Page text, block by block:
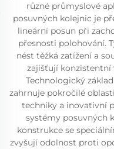
různé průmyslové
posuvných kolejnic je
lineární posun při
přesnosti polohování.
nést těžká zatížení a
zajišťují konzistentní
Technologický
zahrnuje pokročilé
techniky a inovativní
systémy posuvných
konstrukce se
zvyšují odolnost proti